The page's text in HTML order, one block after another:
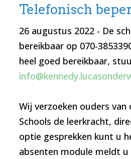
Telefonisch
26 augustus 2022- De
bereikbaar op 070-
heel goed bereikbaar,
Wij verzoeken ouders van
Schools de leerkracht,
optie gesprekken kunt u
absenten module meldt u